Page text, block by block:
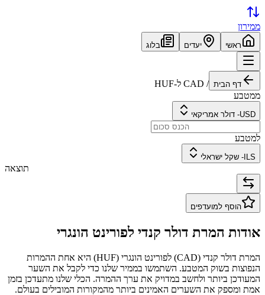
ממירון
ראשי יעדים בלוג
דף הבית /
CAD ל-HUF
ממטבע
USD
- דולר אמריקאי
למטבע
ILS
- שקל ישראלי
תוצאה
הוסף למועדפים
אודות המרת דולר קנדי לפורינט הונגרי
המרת דולר קנדי (
CAD) לפורינט הונגרי (
HUF) היא אחת ההמרות
הנפוצות בשוק המטבע. השתמשו בממיר שלנו כדי לקבל את השער
המעודכן ביותר ולחשב במדויק את ערך ההמרה. הכלי שלנו מתעדכן בזמן
אמת ומספק את השערים האמינים ביותר מהמקורות המובילים בעולם.